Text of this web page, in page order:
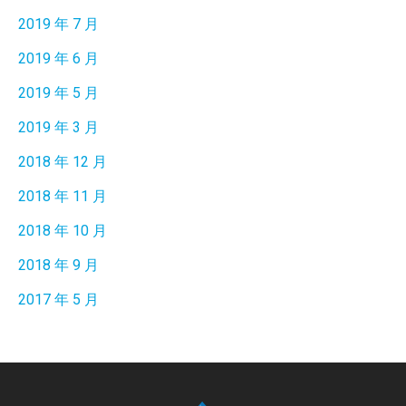
2019 年 7 月
2019 年 6 月
2019 年 5 月
2019 年 3 月
2018 年 12 月
2018 年 11 月
2018 年 10 月
2018 年 9 月
2017 年 5 月